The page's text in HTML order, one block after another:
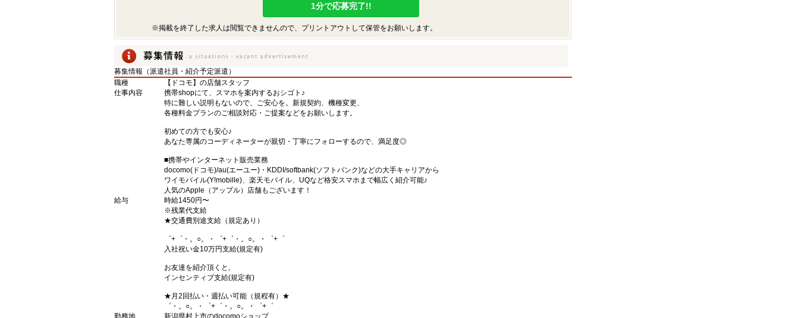
1分で応募完了!!
※掲載を終了した求人は閲覧できませんので、プリントアウトして保管をお願いします。
募集情報（派遣社員・紹介予定派遣）
職種
【ドコモ】の店舗スタッフ
仕事内容
携帯shopにて、スマホを案内するおシゴト♪
特に難しい説明もないので、ご安心を。新規契約、機種変更、
各種料金プランのご相談対応・ご提案などをお願いします。
初めての方でも安心♪
あなた専属のコーディネーターが親切・丁寧にフォローするので、満足度◎
■携帯やインターネット販売業務
docomo(ドコモ)/au(エーユー)・KDDI/softbank(ソフトバンク)などの大手キャリアから
ワイモバイル(Y!mobille)、楽天モバイル、UQなど格安スマホまで幅広く紹介可能♪
人気のApple（アップル）店舗もございます！
給与
時給1450円〜
※残業代支給
★交通費別途支給（規定あり）
゜+゜・。○。・゜+゜・。○。・゜+゜
入社祝い金10万円支給(規定有)
お友達を紹介頂くと,
インセンティブ支給(規定有)
★月2回払い・週払い可能（規程有）★
゜・。○。・゜+゜・。○。・゜+゜
勤務地
新潟県村上市のdocomoショップ